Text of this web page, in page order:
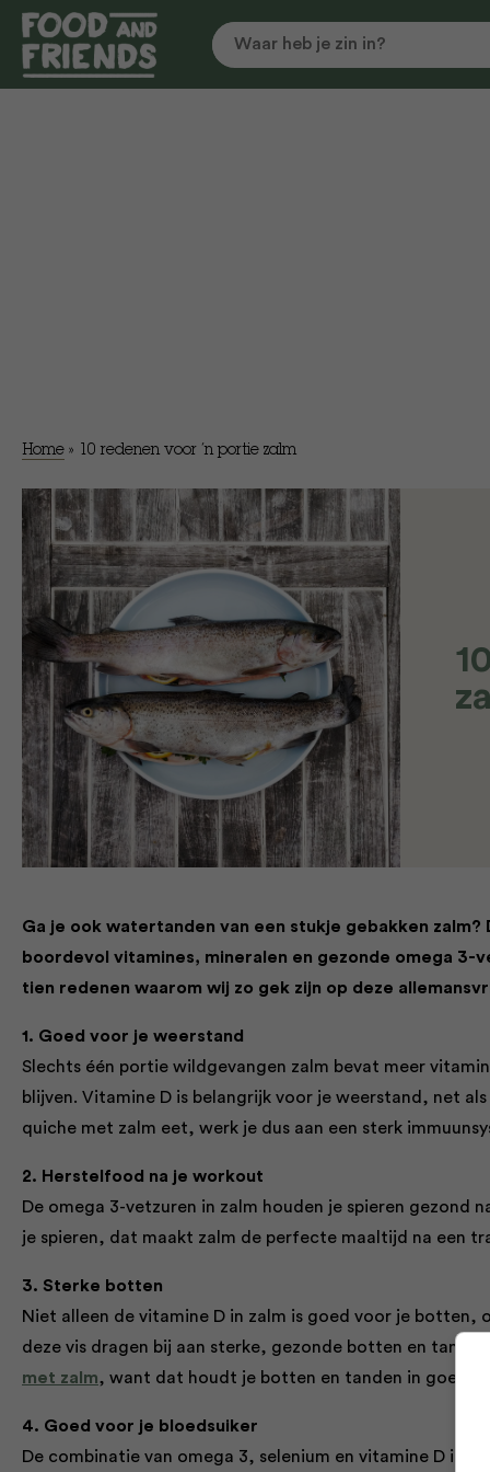
Home » ​10 redenen voor ’n portie zalm
Ga je ook watertanden van een stukje gebakken
boordevol vitamines, mineralen en gezonde omega 3-
tien redenen waarom wij zo gek zijn op deze
1. Goed voor je weerstand
Slechts één portie wildgevangen zalm bevat meer
blijven. Vitamine D is belangrijk voor je weerstand, net
quiche met zalm eet, werk je dus aan een sterk
2. Herstelfood na je workout
De omega 3-vetzuren in zalm houden je spieren gezond
je spieren, dat maakt zalm de perfecte maaltijd na een
3. Sterke botten
Niet alleen de vitamine D in zalm is goed voor je
deze vis dragen bij aan sterke, gezonde botten en
met zalm, want dat houdt je botten en tanden in goede
4. Goed voor je bloedsuiker
De combinatie van omega 3, selenium en vitamine D in